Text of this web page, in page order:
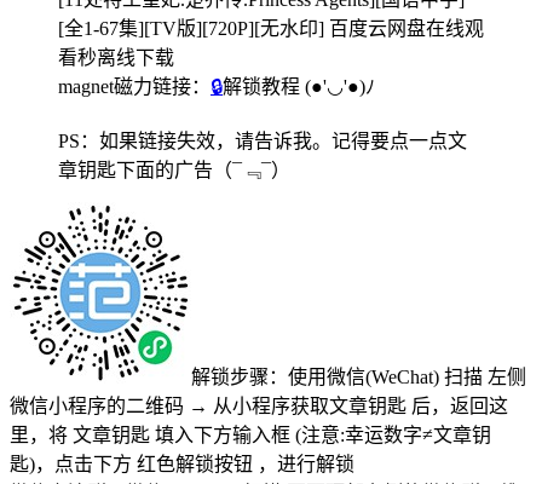
[全1-67集][TV版][720P][无水印] 百度云网盘在线观
看秒离线下载
magnet磁力链接： 🔒解锁教程 (●'◡'●)ﾉ
PS：如果链接失效，请告诉我。记得要点一点文
章钥匙下面的广告 （¯﹃¯）
解锁步骤：使用微信(WeChat) 扫描 左侧
微信小程序的二维码 → 从小程序获取文章钥匙 后，返回这
里，将 文章钥匙 填入下方输入框 (注意:幸运数字≠文章钥
匙)，点击下方 红色解锁按钮 ，进行解锁